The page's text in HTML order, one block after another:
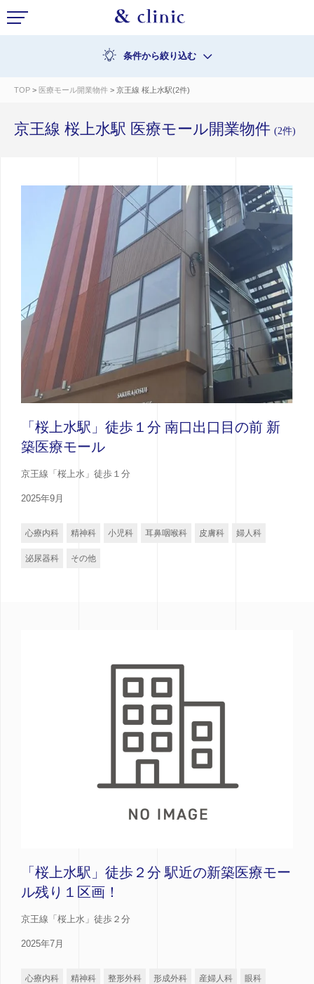
条件から絞り込む
TOP > 医療モール開業物件 > 京王線 桜上水駅(2件)
京王線 桜上水駅 医療モール開業物件 (2件)
「桜上水駅」徒歩１分 南口出口目の前 新
築医療モール
京王線「桜上水」徒歩１分
2025年9月
心療内科 精神科 小児科 耳鼻咽喉科 皮膚科 婦人科
泌尿器科 その他
「桜上水駅」徒歩２分 駅近の新築医療モー
ル残り１区画！
京王線「桜上水」徒歩２分
2025年7月
心療内科 精神科 整形外科 形成外科 産婦人科 眼科